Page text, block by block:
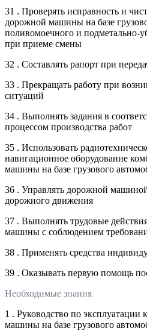
31 . Проверять исправность и
дорожной машины на базе
поливомоечного и подметально-
при приеме смены
32 . Составлять рапорт при
33 . Прекращать работу при
ситуаций
34 . Выполнять задания в
процессом производства работ
35 . Использовать
навигационное оборудование
машины на базе грузового
36 . Управлять дорожной
дорожного движения
37 . Выполнять трудовые
машины с соблюдением
38 . Применять средства
39 . Оказывать первую помощь
Необходимые знания
1 . Руководство по
машины на базе грузового